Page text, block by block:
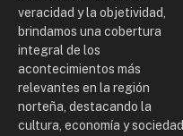
veracidad y la objetividad,
brindamos una cobertura
integral de los
acontecimientos más
relevantes en la región
norteña, destacando la
cultura, economía y sociedad